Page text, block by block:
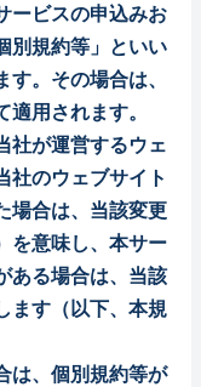
ービスの申込みお
別規約等」といい
す。その場合は、
用されます。
社が運営するウェ
社のウェブサイト
場合は、当該変更
を意味し、本サー
ある場合は、当該
ます（以下、本規
は、個別規約等が